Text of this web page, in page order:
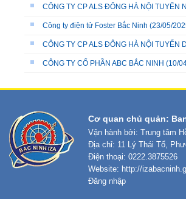
CÔNG TY CP ALS ĐÔNG HÀ NỘI TUYỂN
Công ty điện tử Foster Bắc Ninh (23/05/
CÔNG TY CP ALS ĐÔNG HÀ NỘI TUYỂN
CÔNG TY CỔ PHẦN ABC BẮC NINH (10/
Cơ quan chủ quản:
Vận hành bởi: Trung tâm
Địa chỉ: 11 Lý Thái Tổ,
Điện thoại: 0222.3875526
Website: http://
Đăng nhập